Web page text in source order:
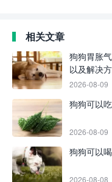
相关文章
狗狗胃胀
以及解决
2026-08-09
狗狗可以
2026-08-09
狗狗可以
2026-08-08